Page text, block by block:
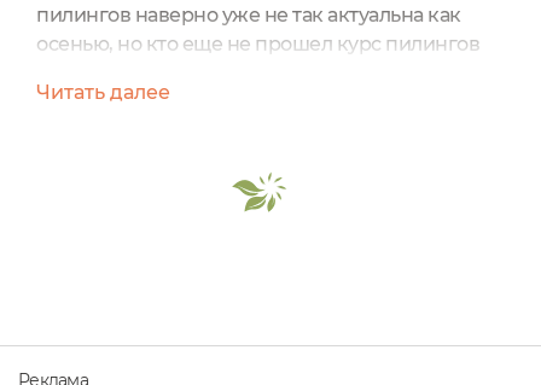
пилингов наверно уже не так актуальна как
осенью, но кто еще не прошел курс пилингов
уходящего "кислотного поезда🚂" .Я очень
от Organic Shop "Выпускник экотест" от
блогера Алёны Эко, тем более после
Читать далее